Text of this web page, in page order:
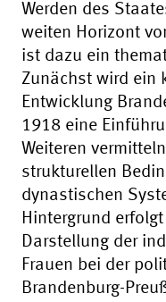
Werden des
weiten Horizont
ist dazu ein
Zunächst wird ein
Entwicklung
1918 eine
Weiteren
strukturellen
dynastischen
Hintergrund
Darstellung der
Frauen bei der
Brandenburg-